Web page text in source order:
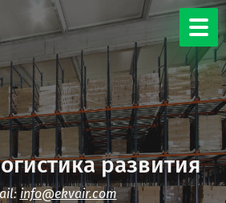
развития
info@ekvair.com